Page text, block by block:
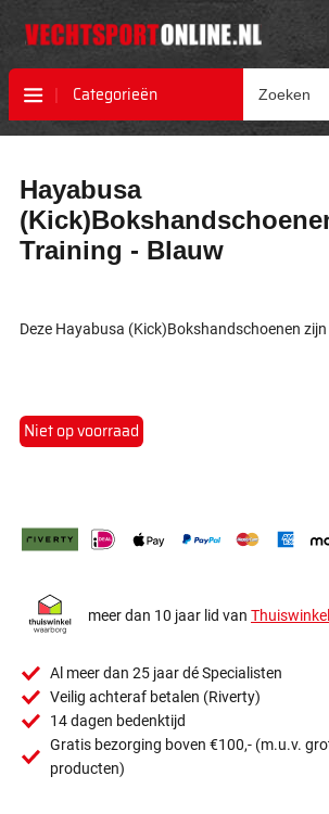
Categorieën
naar
het
einde
van
gallerij
naar
het
begin
van
gallerij
Hayabusa
Training - Blauw
Deze Hayabusa (Kick)Bokshandschoenen zijn
Niet op voorraad
meer dan 10 jaar lid van
Al meer dan 25 jaar dé Specialisten
Veilig achteraf betalen (Riverty)
14 dagen bedenktijd
Gratis bezorging boven €100,- (m.u.v.
producten)